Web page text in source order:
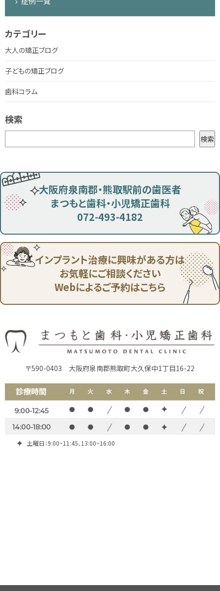
カテゴリー
大人の矯正ブログ
子どもの矯正ブログ
歯科コラム
検索
索
検索
大阪府泉南郡・熊取駅前の歯医者
まつもと歯科・小児矯正歯科
072-493-4182
インプラント治療に興味がある方は
お気軽にご相談ください
Webによるご予約はこちら
〒590-0403 大阪府泉南郡熊取町大久保中1丁目16-22
土曜日：9:00~11:45、13:00~16:00